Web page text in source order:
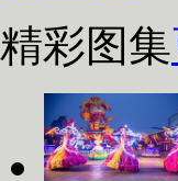
精彩图集